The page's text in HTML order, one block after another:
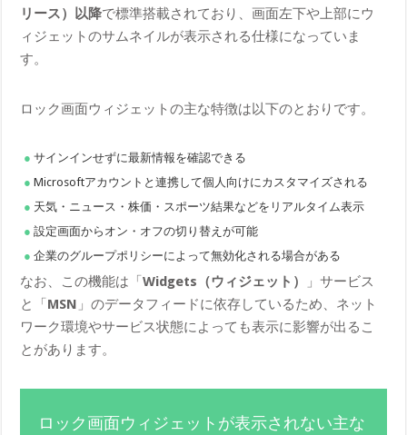
リース）以降で標準搭載されており、画面左下や上部にウ
ィジェットのサムネイルが表示される仕様になっていま
す。
ロック画面ウィジェットの主な特徴は以下のとおりです。
サインインせずに最新情報を確認できる
Microsoftアカウントと連携して個人向けにカスタマイズされる
天気・ニュース・株価・スポーツ結果などをリアルタイム表示
設定画面からオン・オフの切り替えが可能
企業のグループポリシーによって無効化される場合がある
なお、この機能は「Widgets（ウィジェット）
」サービス
と「MSN 」のデータフィードに依存しているため、ネット
ワーク環境やサービス状態によっても表示に影響が出るこ
とがあります。
ロック画面ウィジェットが表示されない主な